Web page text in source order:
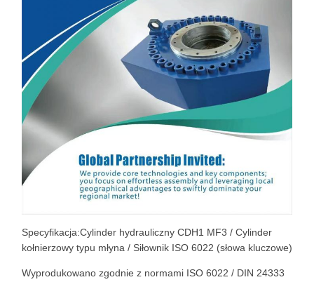
Specyfikacja:Cylinder hydrauliczny CDH1 MF3 / Cylinder
kołnierzowy typu młyna / Siłownik ISO 6022 (słowa kluczowe)
Wyprodukowano zgodnie z normami ISO 6022 / DIN 24333